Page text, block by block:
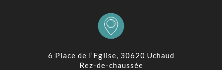
6 Place de l’Eglise, 30620 Uchaud
Rez-de-chaussée